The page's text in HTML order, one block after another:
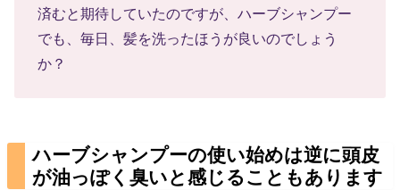
済むと期待していたのですが、ハーブシャンプー
でも、毎日、髪を洗ったほうが良いのでしょう
か？
ハーブシャンプーの使い始めは逆に頭皮
が油っぽく臭いと感じることもあります